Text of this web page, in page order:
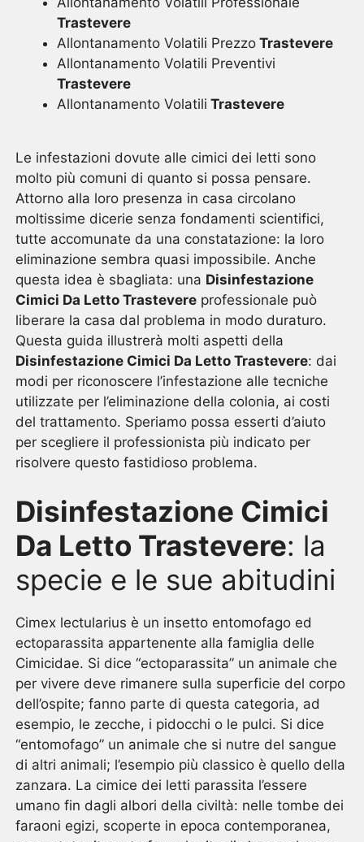
Trastevere
Allontanamento Volatili Prezzo Trastevere
Allontanamento Volatili Preventivi
Trastevere
Allontanamento Volatili Trastevere
Le infestazioni dovute alle cimici dei letti sono
molto più comuni di quanto si possa pensare.
Attorno alla loro presenza in casa circolano
moltissime dicerie senza fondamenti scientifici,
tutte accomunate da una constatazione: la loro
eliminazione sembra quasi impossibile. Anche
questa idea è sbagliata: una Disinfestazione
Cimici Da Letto Trastevere professionale può
liberare la casa dal problema in modo duraturo.
Questa guida illustrerà molti aspetti della
Disinfestazione Cimici Da Letto Trastevere: dai
modi per riconoscere l’infestazione alle tecniche
utilizzate per l’eliminazione della colonia, ai costi
del trattamento. Speriamo possa esserti d’aiuto
per scegliere il professionista più indicato per
risolvere questo fastidioso problema.
Disinfestazione Cimici
Da Letto Trastevere: la
specie e le sue abitudini
Cimex lectularius è un insetto entomofago ed
ectoparassita appartenente alla famiglia delle
Cimicidae. Si dice “ectoparassita” un animale che
per vivere deve rimanere sulla superficie del corpo
dell’ospite; fanno parte di questa categoria, ad
esempio, le zecche, i pidocchi o le pulci. Si dice
“entomofago” un animale che si nutre del sangue
di altri animali; l’esempio più classico è quello della
zanzara. La cimice dei letti parassita l’essere
umano fin dagli albori della civiltà: nelle tombe dei
faraoni egizi, scoperte in epoca contemporanea,